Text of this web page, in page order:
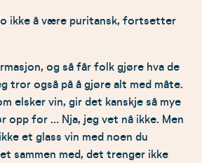
ikke å være puritansk, fortsetter
og så får folk gjøre hva de
tror også på å gjøre alt med måte.
elsker vin, gir det kanskje så mye
opp for … Nja, jeg vet nå ikke. Men
et glass vin med noen du
sammen med, det trenger ikke